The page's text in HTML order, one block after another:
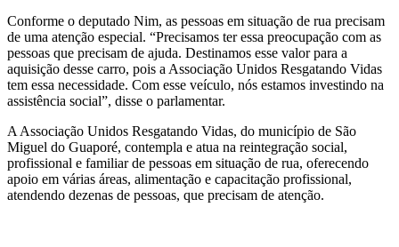
Conforme o deputado Nim, as pessoas em situação de rua precisam
de uma atenção especial. “Precisamos ter essa preocupação com as
pessoas que precisam de ajuda. Destinamos esse valor para a
aquisição desse carro, pois a Associação Unidos Resgatando Vidas
tem essa necessidade. Com esse veículo, nós estamos investindo na
assistência social”, disse o parlamentar.
A Associação Unidos Resgatando Vidas, do município de São
Miguel do Guaporé, contempla e atua na reintegração social,
profissional e familiar de pessoas em situação de rua, oferecendo
apoio em várias áreas, alimentação e capacitação profissional,
atendendo dezenas de pessoas, que precisam de atenção.